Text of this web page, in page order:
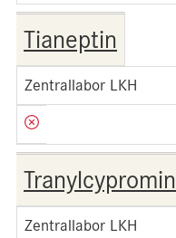
Tianeptin
Zentrallabor LKH
Tranylcypromin
Zentrallabor LKH